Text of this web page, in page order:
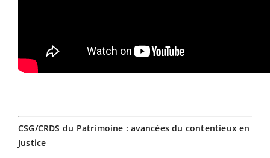
CSG/CRDS du Patrimoine : avancées du contentieux en
Justice